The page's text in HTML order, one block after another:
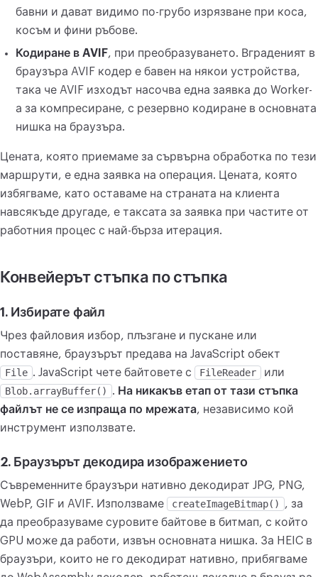
бавни и дават видимо по-грубо изрязване при коса,
косъм и фини ръбове.
Кодиране в AVIF, при преобразуването. Вграденият в
браузъра AVIF кодер е бавен на някои устройства,
така че AVIF изходът насочва една заявка до Worker-
а за компресиране, с резервно кодиране в основната
нишка на браузъра.
Цената, която приемаме за сървърна обработка по тези
маршрути, е една заявка на операция. Цената, която
избягваме, като оставаме на страната на клиента
навсякъде другаде, е таксата за заявка при частите от
работния процес с най-бърза итерация.
Конвейерът стъпка по стъпка
1. Избирате файл
Чрез файловия избор, плъзгане и пускане или
поставяне, браузърът предава на JavaScript обект
File . JavaScript чете байтовете с FileReader
или
Blob.arrayBuffer()
. На никакъв етап от тази стъпка
файлът не се изпраща по мрежата, независимо кой
инструмент използвате.
2. Браузърът декодира изображението
Съвременните браузъри нативно декодират JPG, PNG,
WebP, GIF и AVIF. Използваме
createImageBitmap()
, за
да преобразуваме суровите байтове в битмап, с който
GPU може да работи, извън основната нишка. За HEIC в
браузъри, които не го декодират нативно, прибягваме